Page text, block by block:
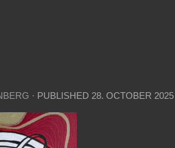
· PUBLISHED 28. OCTOBER 2025